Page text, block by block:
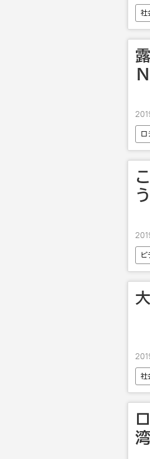
社
ロ
ビ
社